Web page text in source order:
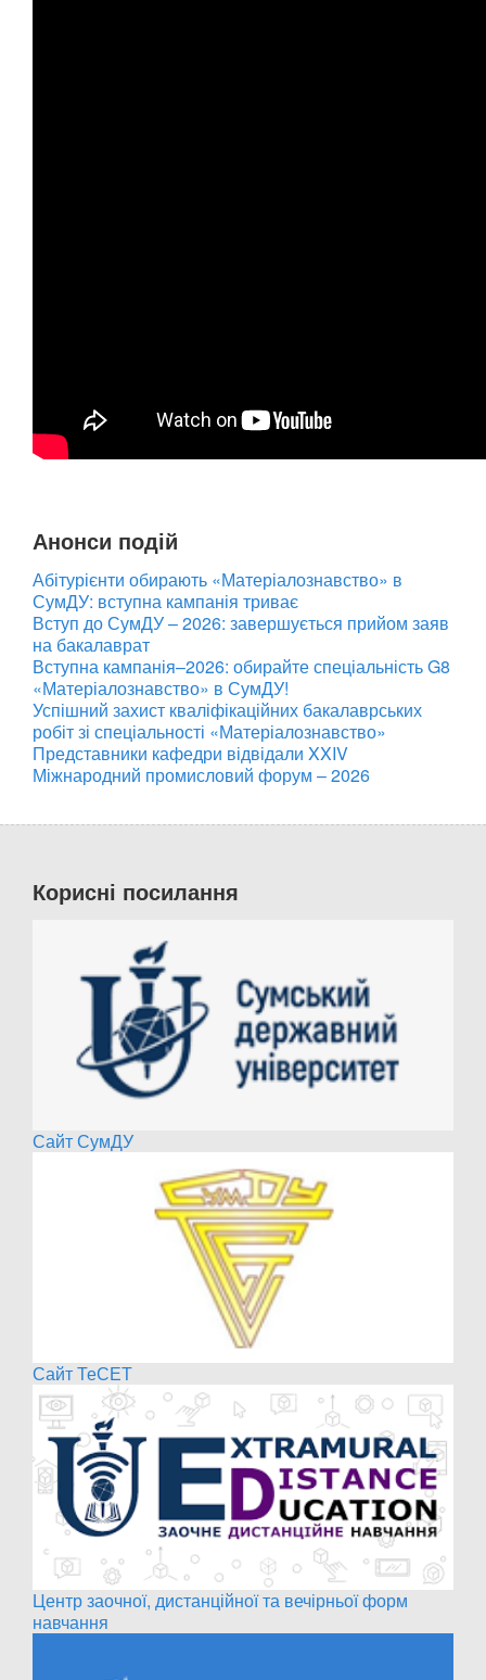
Анонси подій
Абітурієнти обирають «Матеріалознавство» в
СумДУ: вступна кампанія триває
Вступ до СумДУ – 2026: завершується прийом заяв
на бакалаврат
Вступна кампанія–2026: обирайте спеціальність G8
«Матеріалознавство» в СумДУ!
Успішний захист кваліфікаційних бакалаврських
робіт зі спеціальності «Матеріалознавство»
Представники кафедри відвідали XXIV
Міжнародний промисловий форум – 2026
Корисні посилання
Сайт СумДУ
Сайт ТеСЕТ
Центр заочної, дистанційної та вечірньої форм
навчання